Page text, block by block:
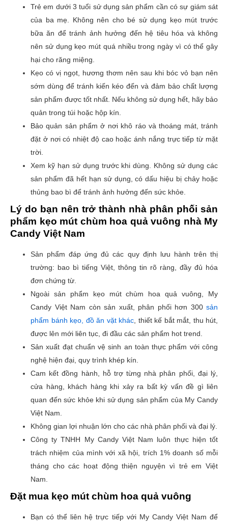
Trẻ em dưới 3 tuổi sử dụng sản phẩm cần có sự giám sát
của ba mẹ. Không nên cho bé sử dụng kẹo mút trước
bữa ăn để tránh ảnh hưởng đến hệ tiêu hóa và không
nên sử dụng kẹo mút quá nhiều trong ngày vì có thể gây
hại cho răng miệng.
Kẹo có vị ngọt, hương thơm nên sau khi bóc vỏ bạn nên
sớm dùng để tránh kiến kéo đến và đảm bảo chất lượng
sản phẩm được tốt nhất. Nếu không sử dụng hết, hãy bảo
quản trong túi hoặc hộp kín.
Bảo quản sản phẩm ở nơi khô ráo và thoáng mát, tránh
đặt ở nơi có nhiệt độ cao hoặc ánh nắng trực tiếp từ mặt
trời.
Xem kỹ hạn sử dụng trước khi dùng. Không sử dụng các
sản phẩm đã hết hạn sử dụng, có dấu hiệu bị chảy hoặc
thủng bao bì để tránh ảnh hưởng đến sức khỏe.
Lý do bạn nên trở thành nhà phân phối sản
phẩm kẹo mút chùm hoa quả vuông nhà My
Candy Việt Nam
Sản phẩm đáp ứng đủ các quy định lưu hành trên thị
trường: bao bì tiếng Việt, thông tin rõ ràng, đầy đủ hóa
đơn chứng từ.
Ngoài sản phẩm kẹo mút chùm hoa quả vuông, My
Candy Việt Nam còn sản xuất, phân phối hơn 300 sản
phẩm bánh kẹo, đồ ăn vặt khác , thiết kế bắt mắt, thu hút,
được lên mới liên tục, đi đầu các sản phẩm hot trend.
Sản xuất đạt chuẩn vệ sinh an toàn thực phẩm với công
nghệ hiện đại, quy trình khép kín.
Cam kết đồng hành, hỗ trợ từng nhà phân phối, đại lý,
cửa hàng, khách hàng khi xảy ra bất kỳ vấn đề gì liên
quan đến sức khỏe khi sử dụng sản phẩm của My Candy
Việt Nam.
Không gian lợi nhuận lớn cho các nhà phân phối và đại lý.
Công ty TNHH My Candy Việt Nam luôn thực hiện tốt
trách nhiệm của mình với xã hội, trích 1% doanh số mỗi
tháng cho các hoạt động thiện nguyện vì trẻ em Việt
Nam.
Đặt mua kẹo mút chùm hoa quả vuông
Bạn có thể liên hệ trực tiếp với My Candy Việt Nam để